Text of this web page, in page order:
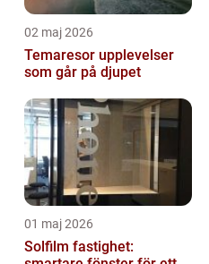
02 maj 2026
Temaresor upplevelser
som går på djupet
01 maj 2026
Solfilm fastighet: